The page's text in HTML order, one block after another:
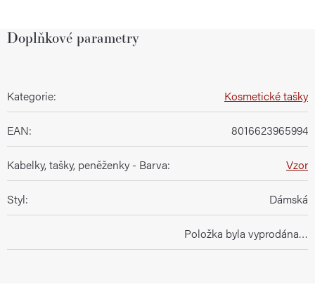
Doplňkové parametry
Kategorie: Kosmetické tašky
EAN: 8016623965994
Kabelky, tašky, peněženky - Barva: Vzor
Styl: Dámská
Položka byla vyprodána…